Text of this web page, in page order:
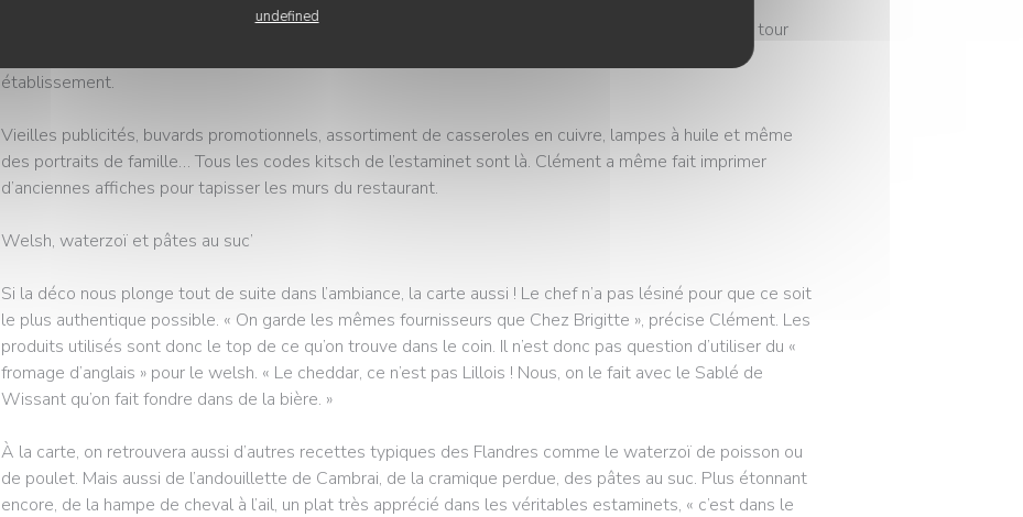
undefined
Avec ses deux associés, Guillaume et Franck, « là depuis le début de Brigitte », il s’est mis à faire le tour
établissement.
Vieilles publicités, buvards promotionnels, assortiment de casseroles en cuivre, lampes à huile et même
des portraits de famille… Tous les codes kitsch de l’estaminet sont là. Clément a même fait imprimer
d’anciennes affiches pour tapisser les murs du restaurant.
Welsh, waterzoï et pâtes au suc’
Si la déco nous plonge tout de suite dans l’ambiance, la carte aussi ! Le chef n’a pas lésiné pour que ce soit
le plus authentique possible. « On garde les mêmes fournisseurs que Chez Brigitte », précise Clément. Les
produits utilisés sont donc le top de ce qu’on trouve dans le coin. Il n’est donc pas question d’utiliser du «
fromage d’anglais » pour le welsh. « Le cheddar, ce n’est pas Lillois ! Nous, on le fait avec le Sablé de
Wissant qu’on fait fondre dans de la bière. »
À la carte, on retrouvera aussi d’autres recettes typiques des Flandres comme le waterzoï de poisson ou
de poulet. Mais aussi de l’andouillette de Cambrai, de la cramique perdue, des pâtes au suc. Plus étonnant
encore, de la hampe de cheval à l’ail, un plat très apprécié dans les véritables estaminets, « c’est dans le